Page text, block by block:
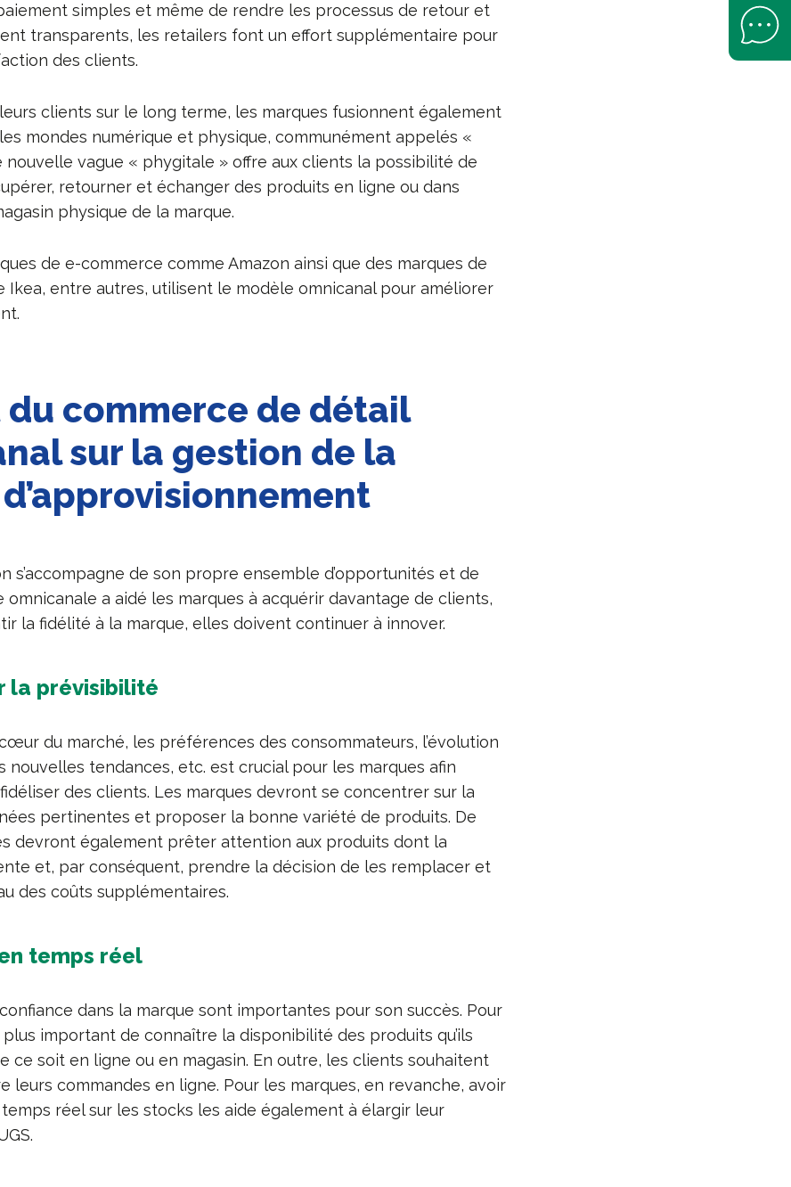
simples et même de rendre les processus de retour et
transparents, les retailers font un effort supplémentaire pour
des clients.
clients sur le long terme, les marques fusionnent également
mondes numérique et physique, communément appelés «
nouvelle vague « phygitale » offre aux clients la possibilité de
retourner et échanger des produits en ligne ou dans
physique de la marque.
de e-commerce comme Amazon ainsi que des marques de
Ikea, entre autres, utilisent le modèle omnicanal pour améliorer
commerce de détail
sur la gestion de la
s’accompagne de son propre ensemble d’opportunités et de
omnicanale a aidé les marques à acquérir davantage de clients,
la fidélité à la marque, elles doivent continuer à innover.
la prévisibilité
du marché, les préférences des consommateurs, l’évolution
nouvelles tendances, etc. est crucial pour les marques afin
des clients. Les marques devront se concentrer sur la
pertinentes et proposer la bonne variété de produits. De
devront également prêter attention aux produits dont la
et, par conséquent, prendre la décision de les remplacer et
des coûts supplémentaires.
temps réel
dans la marque sont importantes pour son succès. Pour
important de connaître la disponibilité des produits qu’ils
ce soit en ligne ou en magasin. En outre, les clients souhaitent
leurs commandes en ligne. Pour les marques, en revanche, avoir
réel sur les stocks les aide également à élargir leur
Open